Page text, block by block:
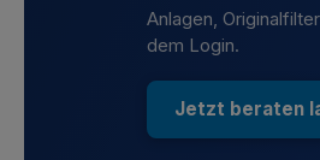
Anlagen,
dem Login.
Jetzt beraten